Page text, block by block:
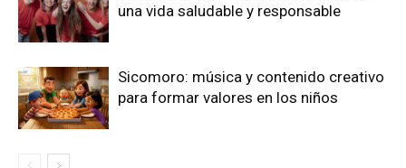
una vida saludable y responsable
Sicomoro: música y contenido creativo
para formar valores en los niños